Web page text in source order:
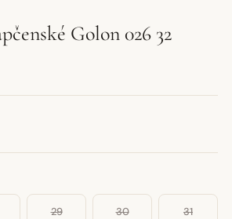
Golon 026 32
29 30 31